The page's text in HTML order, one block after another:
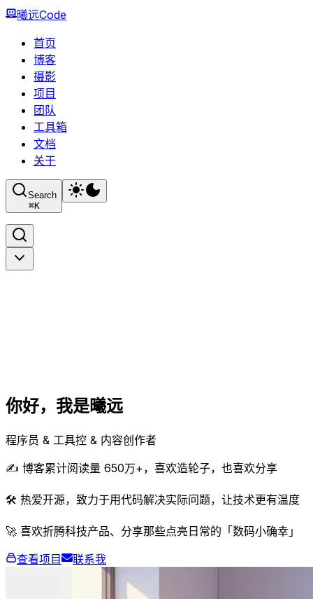
曦远Code
首页
博客
摄影
项目
团队
工具箱
文档
关于
Search
⌘K
你好，我是曦远
程序员 & 工具控 & 内容创作者
✍️ 博客累计阅读量 650万+，喜欢造轮子，也喜欢分享
🛠️ 热爱开源，致力于用代码解决实际问题，让技术更有温度
🚀 喜欢折腾科技产品、分享那些点亮日常的「数码小确幸」
查看项目
联系我